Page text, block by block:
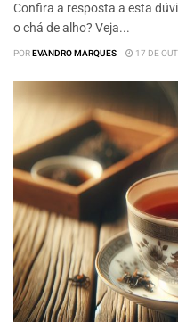
Confira a resposta a esta
o chá de alho? Veja...
POREVANDRO MARQUES 17 DE